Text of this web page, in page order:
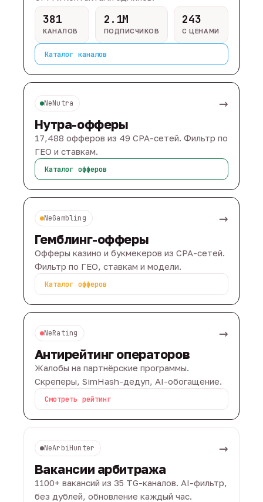
381
КАНАЛОВ
2.1M
ПОДПИСЧИКОВ
243
С ЦЕНАМИ
Каталог каналов
NeNutra →
Нутра-офферы
17,488 офферов из 49 CPA-сетей. Фильтр по
ГЕО и ставкам.
Каталог офферов
NeGambling →
Гемблинг-офферы
Офферы казино и букмекеров из CPA-сетей.
Фильтр по ГЕО, ставкам и модели.
Каталог офферов
NeRating →
Антирейтинг операторов
Жалобы на партнёрские программы.
Скреперы, SimHash-дедуп, AI-обогащение.
Смотреть рейтинг
NeArbiHunter →
Вакансии арбитража
1100+ вакансий из 35 TG-каналов. AI-фильтр,
без дублей, обновление каждый час.